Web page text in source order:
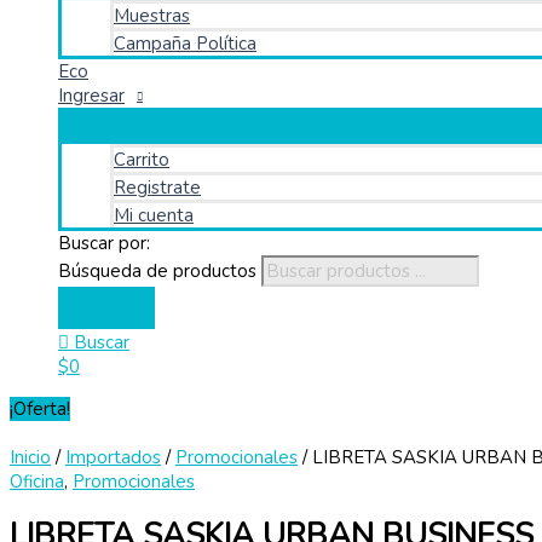
Muestras
Campaña Política
Eco
Ingresar
Carrito
Registrate
Mi cuenta
Buscar por:
Búsqueda de productos
Buscar
$0
¡Oferta!
Inicio / Importados/ Promocionales/ LIBRETA SASKIA URBAN
Oficina, Promocionales